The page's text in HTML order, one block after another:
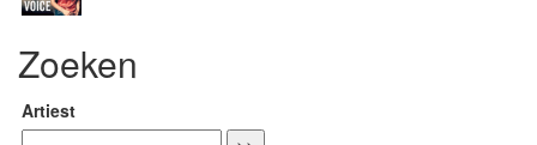
Zoeken
Artiest